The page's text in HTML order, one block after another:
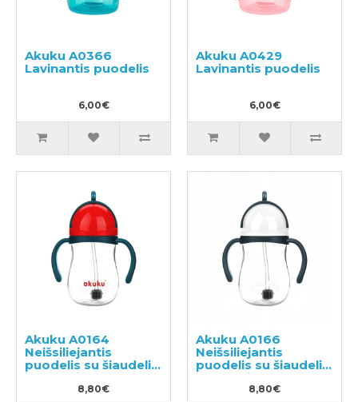
Akuku A0366
Lavinantis puodelis
6,00€
Akuku A0429
Lavinantis puodelis
6,00€
Akuku A0164
Neišsiliejantis
puodelis su šiaudeliu
ir svareliu
8,80€
Akuku A0166
Neišsiliejantis
puodelis su šiaudeliu
ir svareliu
8,80€